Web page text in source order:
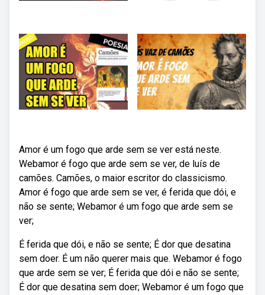
Amor é um fogo que arde sem se ver está neste.
Webamor é fogo que arde sem se ver, de luís de
camões. Camões, o maior escritor do classicismo.
Amor é fogo que arde sem se ver, é ferida que dói, e
não se sente; Webamor é um fogo que arde sem se
ver;
É ferida que dói, e não se sente; É dor que desatina
sem doer. É um não querer mais que. Webamor é fogo
que arde sem se ver; É ferida que dói e não se sente;
É dor que desatina sem doer; Webamor é um fogo que